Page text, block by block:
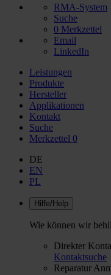
RMA-System
Suche
0 Merkzettel
Email
LinkedIn
Leistungen
Produkte
Hersteller
Applikationen
Kontakt
Suche
Merkzettel 0
DE
EN
PL
Hilfe/Help
Wie können wir
Direkter
Kontaktsuche
Reparatur